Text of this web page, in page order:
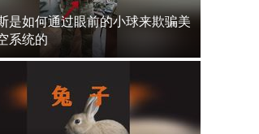
是如何通过眼前的小球来欺骗美
系统的